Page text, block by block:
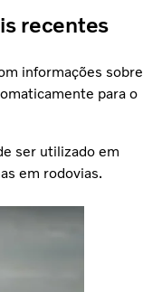
recentes
informações sobre
para o
ser utilizado em
em rodovias.